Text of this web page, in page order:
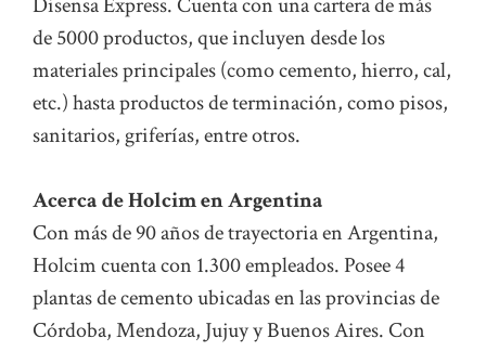
de 5000 productos, que incluyen desde los
materiales principales (como cemento, hierro, cal,
etc.) hasta productos de terminación, como pisos,
sanitarios, griferías, entre otros.
Acerca de Holcim en Argentina
Con más de 90 años de trayectoria en Argentina,
Holcim cuenta con 1.300 empleados. Posee 4
plantas de cemento ubicadas en las provincias de
Córdoba, Mendoza, Jujuy y Buenos Aires. Con